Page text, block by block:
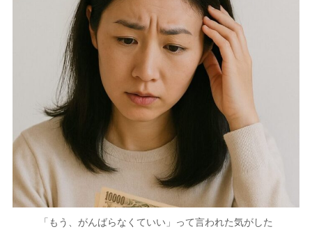
「もう、がんばらなくていい」って言われた気がした